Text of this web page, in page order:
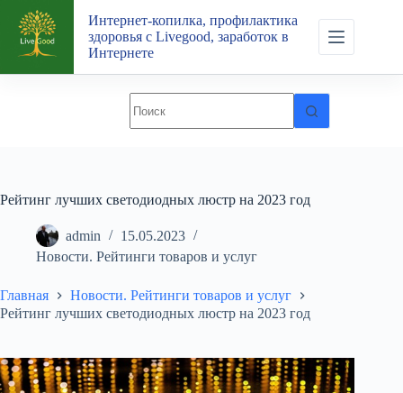
Перейти
сути
Интернет-копилка, профилактика
здоровья с Livegood, заработок в
Интернете
Рейтинг лучших светодиодных люстр на 2023 год
admin
15.05.2023
Новости. Рейтинги товаров и услуг
Главная
Новости. Рейтинги товаров и услуг
Рейтинг лучших светодиодных люстр на 2023 год